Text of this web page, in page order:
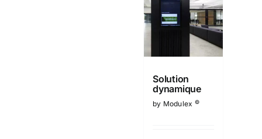
Solution
dynamique
by Modulex ©